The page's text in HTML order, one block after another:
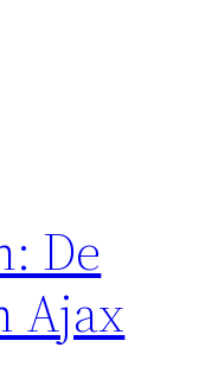
De
Ajax